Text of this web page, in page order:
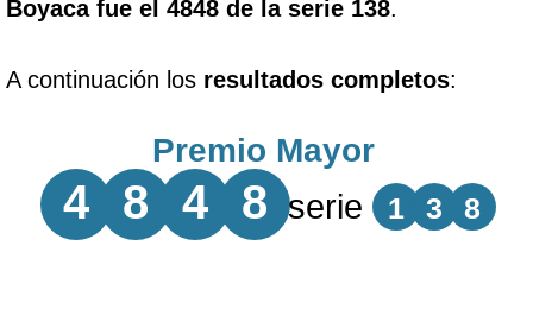
Boyaca fue el 4848 de la serie 138.
A continuación los resultados completos:
Premio Mayor
4 8 4 8 serie 1 3 8